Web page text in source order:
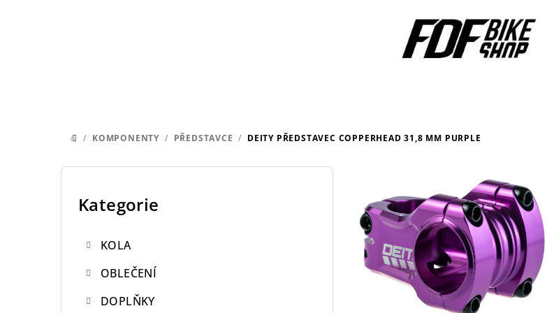
DOMŮ
/ KOMPONENTY / PŘEDSTAVCE / DEITY PŘEDSTAVEC COPPERHEAD 31,8 MM PURPLE
P
Přeskočit
kategorie
Kategorie
KOLA
OBLEČENÍ
DOPLŇKY